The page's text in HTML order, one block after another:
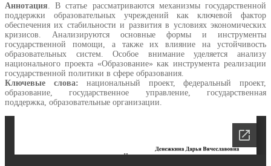
Аннотация . В статье рассматриваются механизмы государственной
поддержки образовательных учреждений как ключевой фактор
обеспечения их стабильности и развития в условиях экономических
кризисов. Анализируются основные формы и инструменты
государственной помощи, а также их влияние на устойчивость
образовательных систем. Особое внимание уделяется анализу
национального проекта «Образование» как инструмента реализации
государственной политики в сфере образования.
Ключевые слова: национальный проект, федеральный проект,
образование, государственное управление, государственная
поддержка, образовательные организации.